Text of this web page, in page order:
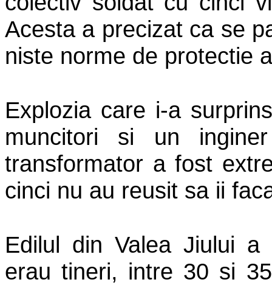
Acesta a precizat ca se
niste norme de protectie
Explozia care i-a
muncitori si un
transformator a fost
cinci nu au reusit sa ii
Edilul din Valea Jiului
erau tineri, intre 30 si